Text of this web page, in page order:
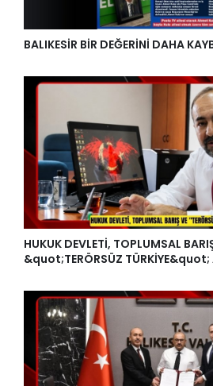
BALIKESİR BİR DEĞERİNİ DAHA
HUKUK DEVLETİ, TOPLUMSAL
&quot;TERÖRSÜZ TÜRKİYE&quot;